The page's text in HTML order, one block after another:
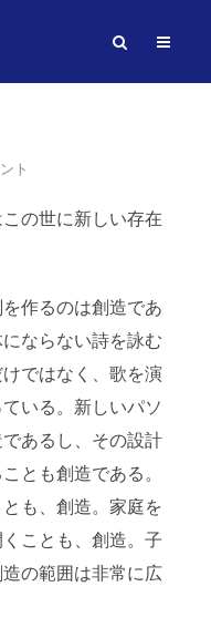
ト
の世に新しい存在
作るのは創造であ
ならない詩を詠む
ではなく、歌を演
いる。新しいパソ
あるし、その設計
とも創造である。
も、創造。家庭を
ことも、創造。子
の範囲は非常に広